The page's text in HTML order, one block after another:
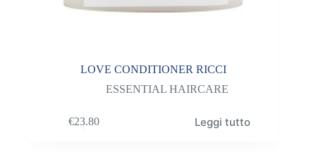
LOVE CONDITIONER RICCI
ESSENTIAL HAIRCARE
€23.80 Leggi tutto